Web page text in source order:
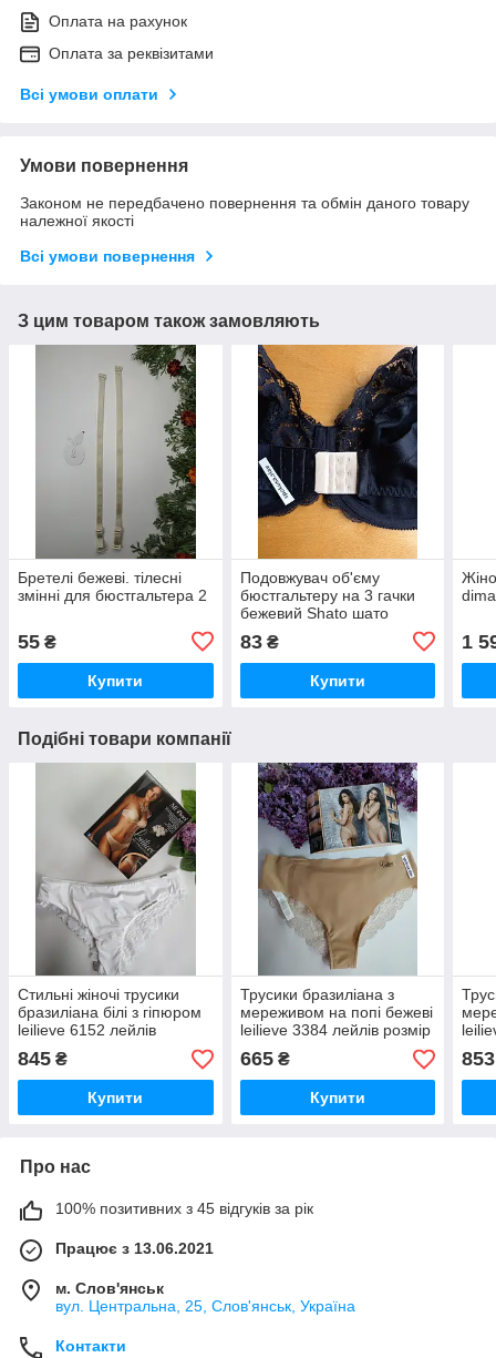
Оплата на рахунок
Оплата за реквізитами
Всі умови оплати
Умови повернення
Законом не передбачено повернення та обмін даного товару
належної якості
Всі умови повернення
З цим товаром також замовляють
Бретелі бежеві. тілесні
змінні для бюстгальтера 2
55 ₴
Купити
Подовжувач об'єму
бюстгальтеру на 3 гачки
бежевий Shato шато
83₴
Купити
1
Подібні товари компанії
Стильні жіночі трусики
бразиліана білі з гіпюром
leilieve 6152 лейлів
845 ₴
Купити
Трусики бразиліана з
мереживом на попі бежеві
leilieve 3384 лейлів розмір
XL
665₴
Купити
853
Про нас
100% позитивних з 45 відгуків за рік
Працює з 13.06.2021
м. Слов'янськ
вул. Центральна, 25, Слов'янськ, Україна
Контакти